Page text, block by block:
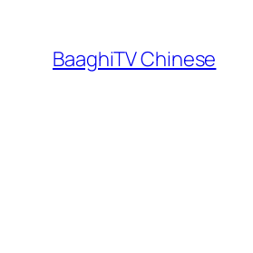
content
BaaghiTV Chinese